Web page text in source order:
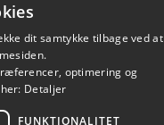
YOUTUBE
dit samtykke tilbage ved at
optimering og
Detaljer
FUNKTIONALITET